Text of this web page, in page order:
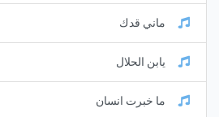
ماني قدك
يابن الحلال
ما خبرت انسان